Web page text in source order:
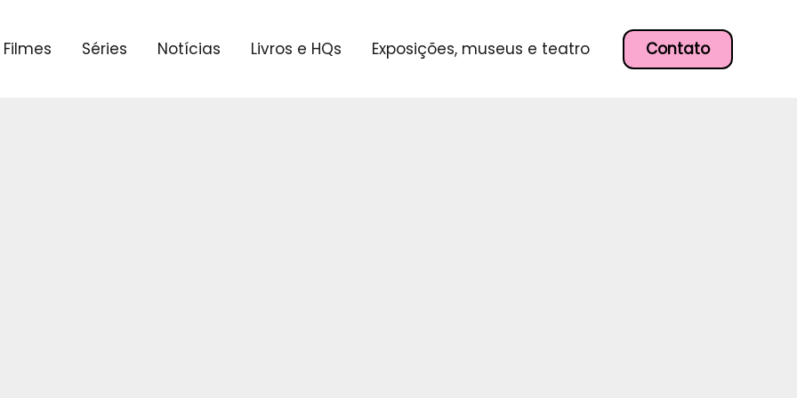
Filmes Séries Notícias Livros e HQs Exposições, museus e teatro Contato
s